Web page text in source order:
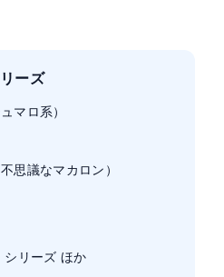
ーズ
マロ系）
思議なマカロン）
シリーズ ほか